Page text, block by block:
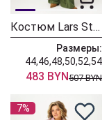
Костюм Lars Style 1246/1 оттенки хвои+молочного
Размеры:
44,46,48,50,52,54
483 BYN507 BYN
7%